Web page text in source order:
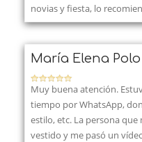
novias y fiesta, lo
María Elena
Muy buena atención.
tiempo por WhatsApp,
estilo, etc. La persona
vestido y me pasó un